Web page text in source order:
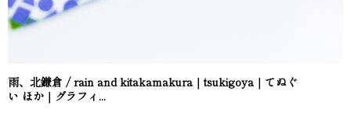
雨、北鎌倉 / rain and kitakamakura｜tsukigoya｜てぬぐ
い ほか｜グラフィ...